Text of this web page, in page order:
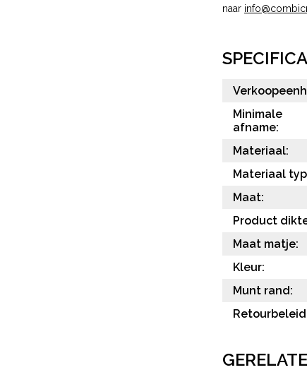
naar
Minimale
afname:
Materiaal:
Materiaal
Maat:
Product
Maat matje:
Kleur:
Munt rand: